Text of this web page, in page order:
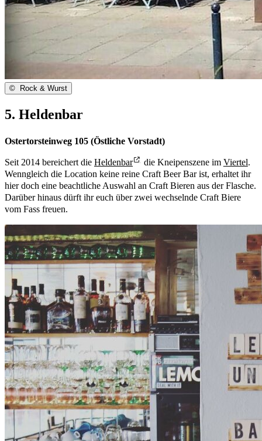
© Rock & Wurst
5. Heldenbar
Ostertorsteinweg 105 (Östliche Vorstadt)
Seit 2014 bereichert die Heldenbar die Kneipenszene im Viertel.
Wenngleich die Location keine reine Craft Beer Bar ist, erhaltet ihr
hier doch eine beachtliche Auswahl an Craft Bieren aus der Flasche.
Darüber hinaus dürft ihr euch über zwei wechselnde Craft Biere
vom Fass freuen.